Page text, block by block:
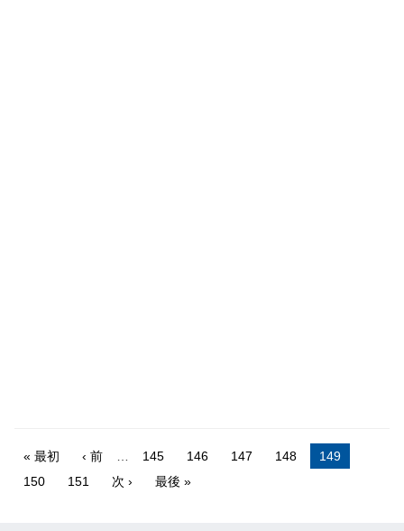
« 最初 ‹ 前 145 146 147 148
149
150
151 次 › 最後 »